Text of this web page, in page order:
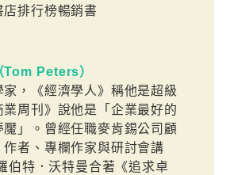
排行榜暢銷書
Tom Peters）
家，《經濟學人》稱他是超級
業周刊》說他是「企業最好的
魘」。曾經任職麥肯錫公司顧
作者、專欄作家與研討會講
伯特．沃特曼合著《追求卓